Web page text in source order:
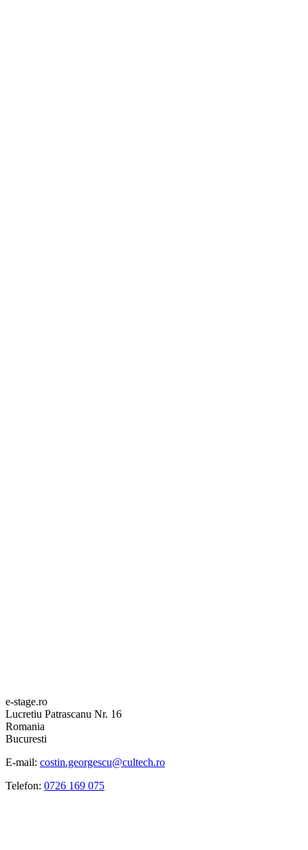
e-stage.ro
Lucretiu Patrascanu Nr. 16
Romania
Bucuresti
E-mail: costin.georgescu@cultech.ro
Telefon: 0726 169 075